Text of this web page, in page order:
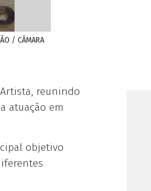
/ CÂMARA
reunindo
atuação em
objetivo